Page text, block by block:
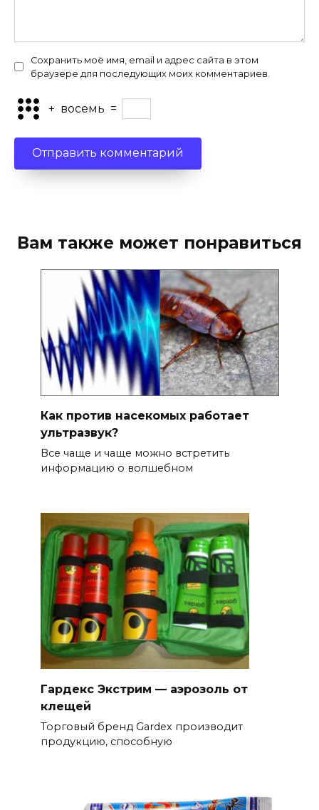
Сохранить моё имя, email и адрес сайта в этом
браузере для последующих моих комментариев.
+ восемь =
Вам также может понравиться
Как против насекомых работает
ультразвук?
Все чаще и чаще можно встретить
информацию о волшебном
Гардекс Экстрим — аэрозоль от
клещей
Торговый бренд Gardex производит
продукцию, способную